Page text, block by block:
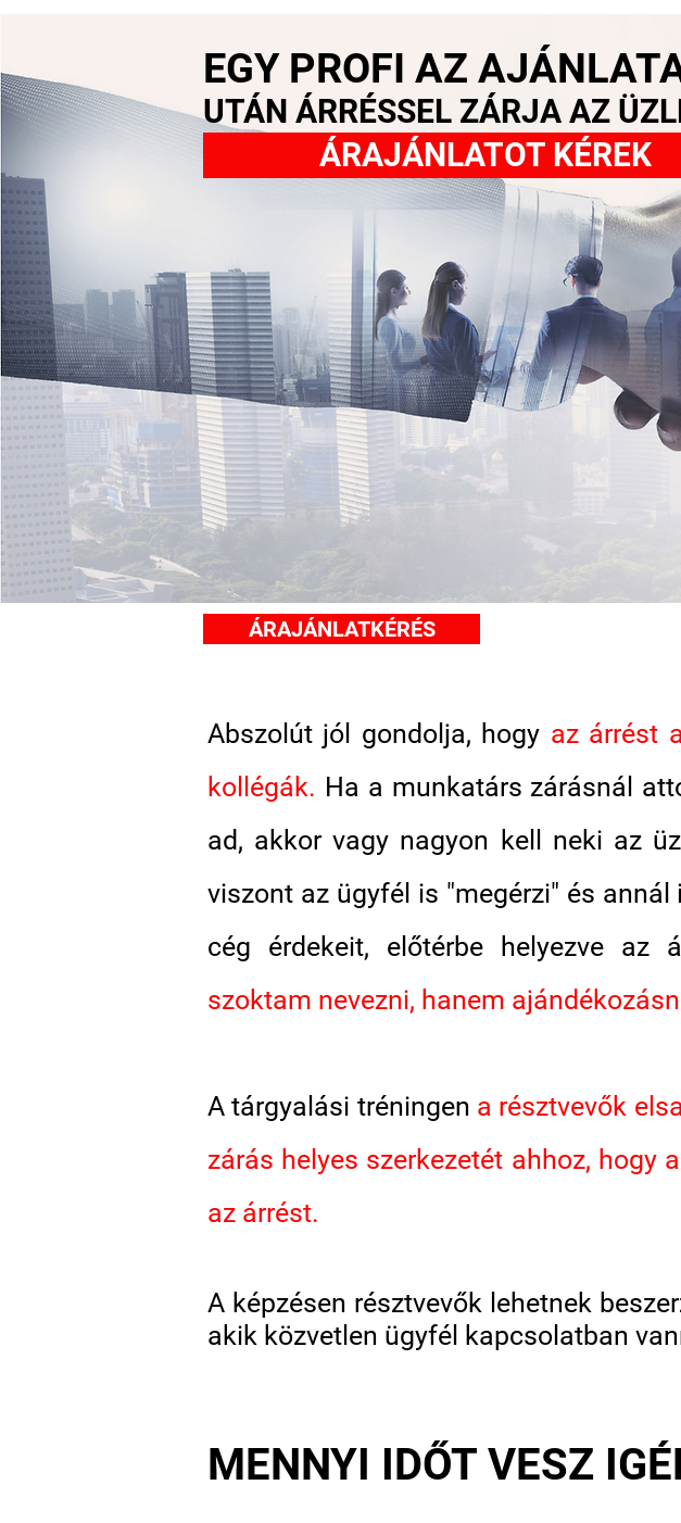
EGY PROFI AZ
UTÁN ÁRRÉSSEL ZÁRJA AZ
ÁRAJÁNLATOT KÉREK
ÁRAJÁNLATKÉRÉS
Abszolút jól gondolja, hogy az árrést
kollégák. Ha a munkatárs zárásnál
ad, akkor vagy nagyon kell neki az
viszont az ügyfél is "megérzi" és
cég érdekeit, előtérbe helyezve az
szoktam nevezni, hanem
A tárgyalási tréningen a résztvevők
zárás helyes szerkezetét ahhoz,
az árrést.
A képzésen résztvevők lehetnek
akik közvetlen ügyfél kapcsolatban
MENNYI IDŐT VESZ